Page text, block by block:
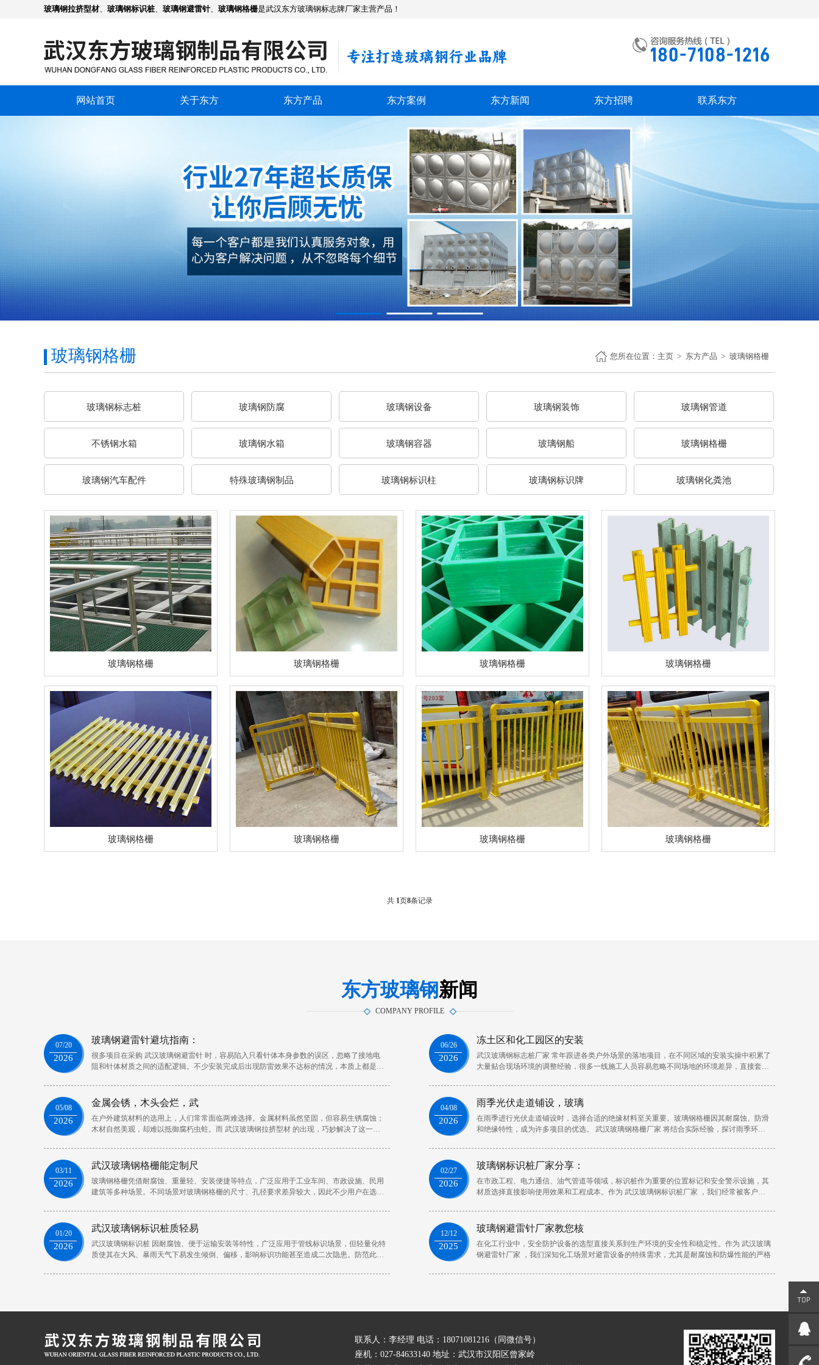
玻璃钢拉挤型材、 玻璃钢标识桩、 玻璃钢避雷针、 玻璃钢格栅是武汉东方玻璃钢标志牌厂家主营产品！
网站首页 关于东方 东方产品 东方案例 东方新闻 东方招聘 联系东方
玻璃钢格栅 您所在位置： 主页 东方产品 玻璃钢格栅
玻璃钢标志桩 玻璃钢防腐 玻璃钢设备 玻璃钢装饰 玻璃钢管道
不锈钢水箱 玻璃钢水箱 玻璃钢容器 玻璃钢船 玻璃钢格栅
玻璃钢汽车配件 特殊玻璃钢制品 玻璃钢标识柱 玻璃钢标识牌 玻璃钢化粪池
玻璃钢格栅 玻璃钢格栅 玻璃钢格栅 玻璃钢格栅
玻璃钢格栅 玻璃钢格栅 玻璃钢格栅 玻璃钢格栅
共 1页8条记录
东方玻璃钢新闻
COMPANY PROFILE
07/20
2026
玻璃钢避雷针避坑指南：
很多项目在采购 武汉玻璃钢避雷针 时，容易陷入只看针体本身参数的误区，忽略了接地电
阻和针体材质之间的适配逻辑。不少安装完成后出现防雷效果不达标的情况，本质上都是两
06/26
2026
冻土区和化工园区的安装
武汉玻璃钢标志桩厂家 常年跟进各类户外场景的落地项目，在不同区域的安装实操中积累了
大量贴合现场环境的调整经验，很多一线施工人员容易忽略不同场地的环境差异，直接套用
05/08
2026
金属会锈，木头会烂，武
在户外建筑材料的选用上，人们常常面临两难选择。金属材料虽然坚固，但容易生锈腐蚀；
木材自然美观，却难以抵御腐朽虫蛀。而 武汉玻璃钢拉挤型材 的出现，巧妙解决了这一难
04/08
2026
雨季光伏走道铺设，玻璃
在雨季进行光伏走道铺设时，选择合适的绝缘材料至关重要。玻璃钢格栅因其耐腐蚀、防滑
和绝缘特性，成为许多项目的优选。 武汉玻璃钢格栅厂家 将结合实际经验，探讨雨季环境
03/11
2026
武汉玻璃钢格栅能定制尺
玻璃钢格栅凭借耐腐蚀、重量轻、安装便捷等特点，广泛应用于工业车间、市政设施、民用
建筑等多种场景。不同场景对玻璃钢格栅的尺寸、孔径要求差异较大，因此不少用户在选购
02/27
2026
玻璃钢标识桩厂家分享：
在市政工程、电力通信、油气管道等领域，标识桩作为重要的位置标记和安全警示设施，其
材质选择直接影响使用效果和工程成本。作为 武汉玻璃钢标识桩厂家 ，我们经常被客户问
01/20
2026
武汉玻璃钢标识桩质轻易
武汉玻璃钢标识桩 因耐腐蚀、便于运输安装等特性，广泛应用于管线标识场景，但轻量化特
质使其在大风、暴雨天气下易发生倾倒、偏移，影响标识功能甚至造成二次隐患。防范此类
12/12
2025
玻璃钢避雷针厂家教您核
在化工行业中，安全防护设备的选型直接关系到生产环境的安全性和稳定性。作为 武汉玻璃
钢避雷针厂家 ，我们深知化工场景对避雷设备的特殊需求，尤其是耐腐蚀和防爆性能的严格
联系人：李经理 电话：18071081216（同微信号）
座机：027-84633140 地址：武汉市汉阳区曾家岭